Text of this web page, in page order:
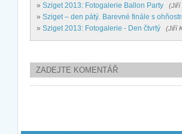
» Sziget 2013: Fotogalerie Ballon Party (Jiří
» Sziget – den pátý. Barevné finále s
» Sziget 2013: Fotogalerie - Den čtvrtý (Jiří
ZADEJTE KOMENTÁŘ